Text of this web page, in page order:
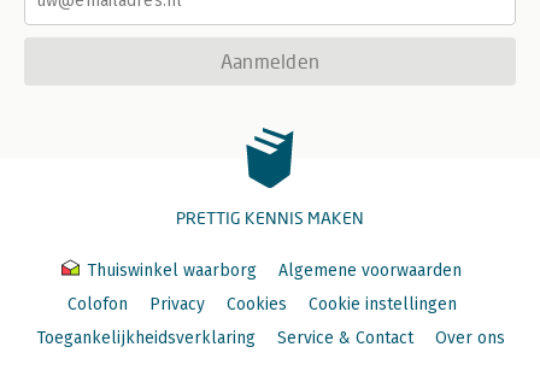
Aanmelden
PRETTIG KENNIS MAKEN
Thuiswinkel waarborg
Algemene voorwaarden
Colofon
Privacy Cookies
Cookie instellingen
Toegankelijkheidsverklaring
Service & Contact Over ons